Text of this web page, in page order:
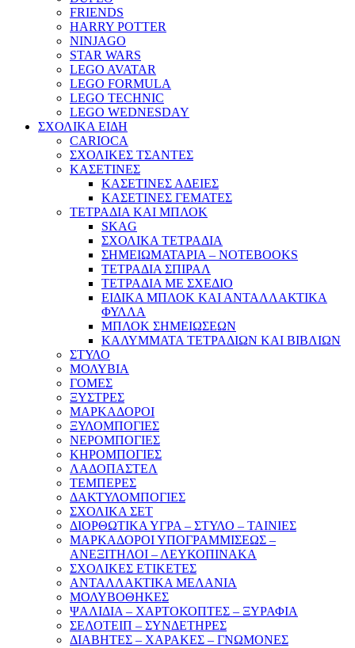
FRIENDS
HARRY POTTER
NINJAGO
STAR WARS
LEGO AVATAR
LEGO FORMULA
LEGO TECHNIC
LEGO WEDNESDAY
ΣΧΟΛΙΚΑ ΕΙΔΗ
CARIOCA
ΣΧΟΛΙΚΕΣ ΤΣΑΝΤΕΣ
ΚΑΣΕΤΙΝΕΣ
ΚΑΣΕΤΙΝΕΣ ΑΔΕΙΕΣ
ΚΑΣΕΤΙΝΕΣ ΓΕΜΑΤΕΣ
ΤΕΤΡΑΔΙΑ ΚΑΙ ΜΠΛΟΚ
SKAG
ΣΧΟΛΙΚΑ ΤΕΤΡΑΔΙΑ
ΣΗΜΕΙΩΜΑΤΑΡΙΑ – NOTEBOOKS
ΤΕΤΡΑΔΙΑ ΣΠΙΡΑΛ
ΤΕΤΡΑΔΙΑ ΜΕ ΣΧΕΔΙΟ
ΕΙΔΙΚΑ ΜΠΛΟΚ ΚΑΙ ΑΝΤΑΛΛΑΚΤΙΚΑ
ΦΥΛΛΑ
ΜΠΛΟΚ ΣΗΜΕΙΩΣΕΩΝ
ΚΑΛΥΜΜΑΤΑ ΤΕΤΡΑΔΙΩΝ ΚΑΙ ΒΙΒΛΙΩΝ
ΣΤΥΛΟ
ΜΟΛΥΒΙΑ
ΓΟΜΕΣ
ΞΥΣΤΡΕΣ
ΜΑΡΚΑΔΟΡΟΙ
ΞΥΛΟΜΠΟΓΙΕΣ
ΝΕΡΟΜΠΟΓΙΕΣ
ΚΗΡΟΜΠΟΓΙΕΣ
ΛΑΔΟΠΑΣΤΕΛ
ΤΕΜΠΕΡΕΣ
ΔΑΚΤΥΛΟΜΠΟΓΙΕΣ
ΣΧΟΛΙΚΑ ΣΕΤ
ΔΙΟΡΘΩΤΙΚΑ ΥΓΡΑ – ΣΤΥΛΟ – ΤΑΙΝΙΕΣ
ΜΑΡΚΑΔΟΡΟΙ ΥΠΟΓΡΑΜΜΙΣΕΩΣ –
ΑΝΕΞΙΤΗΛΟΙ – ΛΕΥΚΟΠΙΝΑΚΑ
ΣΧΟΛΙΚΕΣ ΕΤΙΚΕΤΕΣ
ΑΝΤΑΛΛΑΚΤΙΚΑ ΜΕΛΑΝΙΑ
ΜΟΛΥΒΟΘΗΚΕΣ
ΨΑΛΙΔΙΑ – ΧΑΡΤΟΚΟΠΤΕΣ – ΞΥΡΑΦΙΑ
ΣΕΛΟΤΕΙΠ – ΣΥΝΔΕΤΗΡΕΣ
ΔΙΑΒΗΤΕΣ – ΧΑΡΑΚΕΣ – ΓΝΩΜΟΝΕΣ